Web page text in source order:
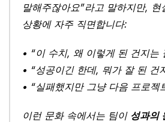
말해주잖아요”라고 말하지만,
상황에 자주 직면합니다:
• “이 수치, 왜 이렇게 된 건지는
• “성공이긴 한데, 뭐가 잘 된 건
• “실패했지만 그냥 다음 프로젝
이런 문화 속에서는 팀이 성과의